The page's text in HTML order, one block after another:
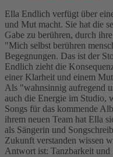
Ella Endlich verfügt über
und Mut macht. Sie hat die
Gabe zu berühren, durch
"Mich selbst berühren
Begegnungen. Das ist der
Endlich zieht die
einer Klarheit und einem
Als "wahnsinnig aufregend
auch die Energie im Studio,
Songs für das kommende
ihrem neuen Team hat Ella
als Sängerin und
Zukunft verstanden wissen
Antwort ist: Tanzbarkeit und